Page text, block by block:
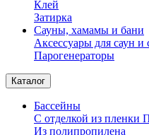
Клей
Затирка
Сауны, хамамы и бани
Аксессуары для саун и
Парогенераторы
Каталог
Бассейны
С отделкой из пленки
Из полипропилена